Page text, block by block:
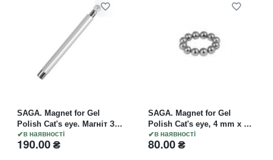
в наявності
SAGA. Magnet for Gel
Polish Cat's eye. Магніт З
КУЛЕЮ для "котячого ока"
190.00₴
в наявності
SAGA. Magnet for Gel
Polish Cat's eye, 4 mm x 12
pcs. Магніт КІЛЬЦЕ
ВЕЛИКЕ для "котячого
80.00₴